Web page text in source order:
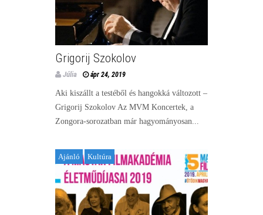
Grigorij Szokolov
Júlia ápr 24, 2019
Aki kiszállt a testéből és hangokká változott –
Grigorij Szokolov Az MVM Koncertek, a
Zongora-sorozatban már hagyományosan...
Ajánló Kultúra